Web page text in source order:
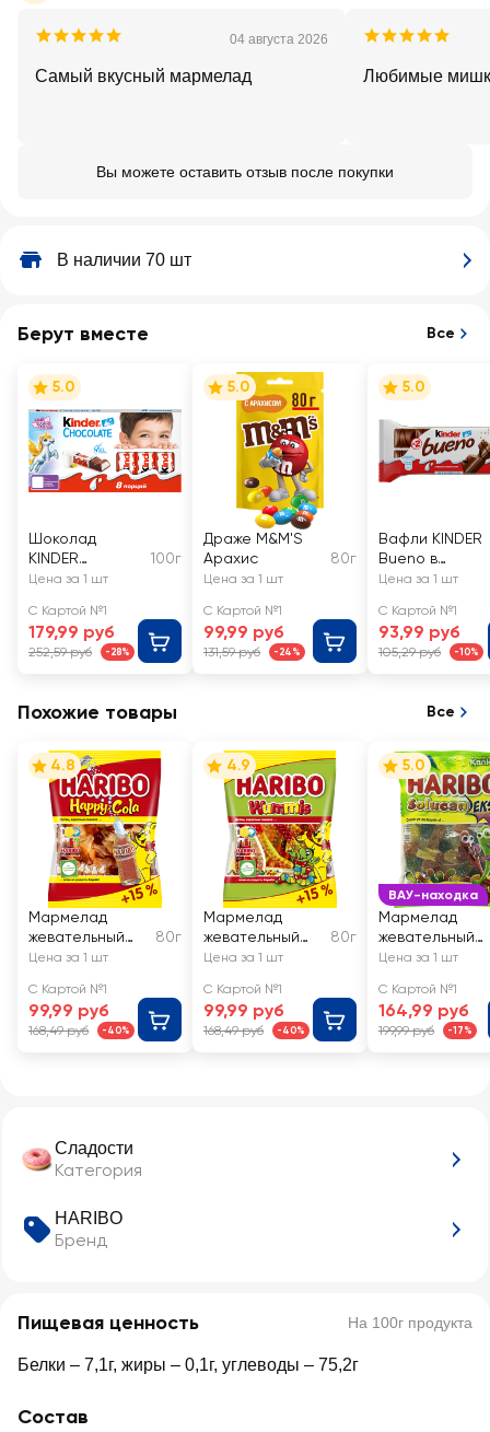
04 августа 2026
Самый вкусный мармелад Любимые
Вы можете оставить отзыв после покупки
В наличии 70 шт
Сладости
Категория
HARIBO
Бренд
Пищевая ценность На 100г продукта
Белки – 7,1г, жиры – 0,1г, углеводы – 75,2г
Состав
Берут вместе Все
5.0
Шоколад
KINDER
Chocolate,
100г
Цена за 1 шт
С Картой №1
179,99 руб
252,59 руб -28%
5.0
Драже M&M'S
Арахис
80г
Цена за 1 шт
С Картой №1
99,99 руб
131,59 руб -24%
5.0
Вафли KINDER
Bueno в
молочном
Цена за 1 шт
С Картой №1
93,99 руб
105,29 руб -10%
Похожие товары Все
4.8
Мармелад
жевательный
HARIBO Happy
80г
Цена за 1 шт
С Картой №1
99,99 руб
168,49 руб -40%
4.9
Мармелад
жевательный
HARIBO
Wummis
80г
Цена за 1 шт
С Картой №1
99,99 руб
168,49 руб -40%
ВАУ-находка
5.0
Мармелад
жевательный
HARIBO
червячков
Цена за 1 шт
С Картой №1
164,99 руб
199,99 руб -17%